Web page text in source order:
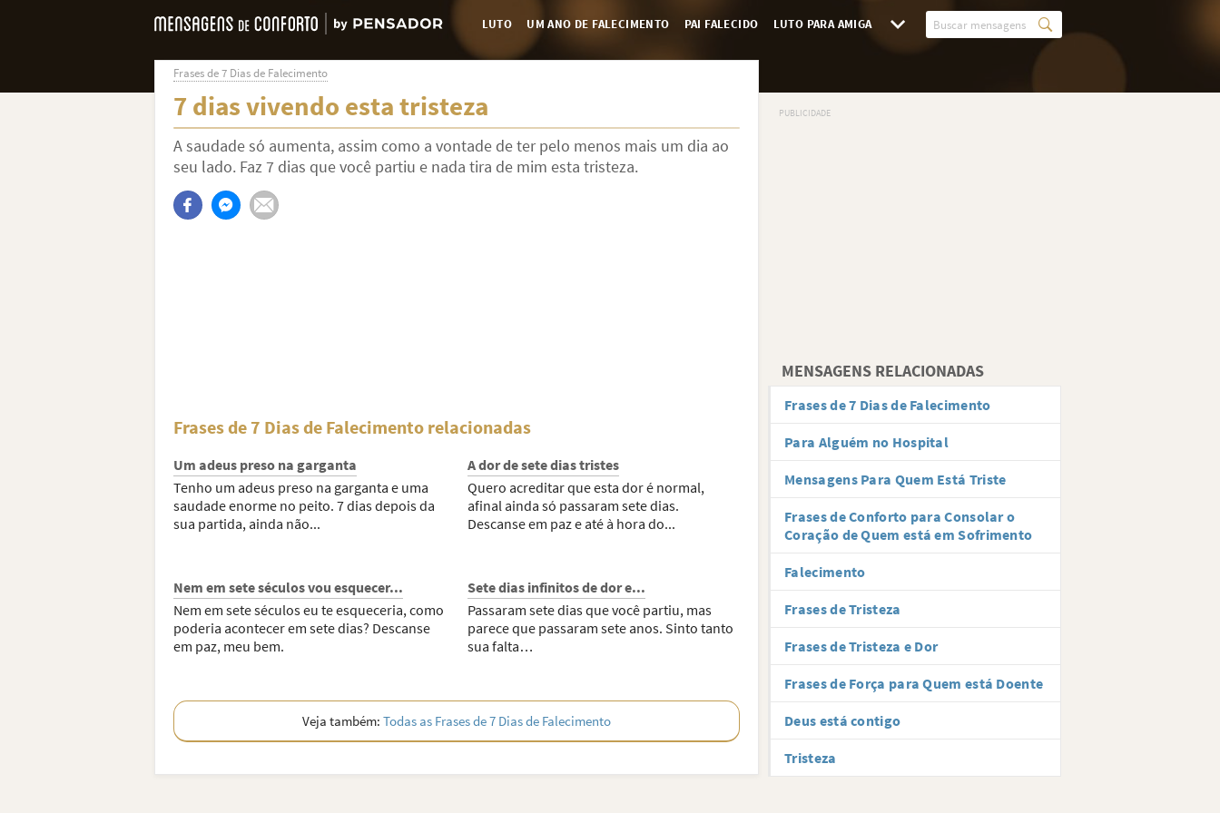
LUTO UM ANO DE FALECIMENTO PAI FALECIDO LUTO PARA AMIGA
Frases de 7 Dias de Falecimento
7 dias vivendo esta tristeza
A saudade só aumenta, assim como a vontade de ter pelo menos mais um dia ao
seu lado. Faz 7 dias que você partiu e nada tira de mim esta tristeza.
Frases de 7 Dias de Falecimento relacionadas
Um adeus preso na garganta
Tenho um adeus preso na garganta e uma
saudade enorme no peito. 7 dias depois da
sua partida, ainda não...
A dor de sete dias tristes
Quero acreditar que esta dor é normal,
afinal ainda só passaram sete dias.
Descanse em paz e até à hora do...
Nem em sete séculos vou esquecer...
Nem em sete séculos eu te esqueceria, como
poderia acontecer em sete dias? Descanse
em paz, meu bem.
Sete dias infinitos de dor e...
Passaram sete dias que você partiu, mas
parece que passaram sete anos. Sinto tanto
sua falta…
Veja também: Todas as Frases de 7 Dias de Falecimento
MENSAGENS RELACIONADAS
Frases de 7 Dias de Falecimento
Para Alguém no Hospital
Mensagens Para Quem Está Triste
Frases de Conforto para Consolar o
Coração de Quem está em Sofrimento
Falecimento
Frases de Tristeza
Frases de Tristeza e Dor
Frases de Força para Quem está Doente
Deus está contigo
Tristeza